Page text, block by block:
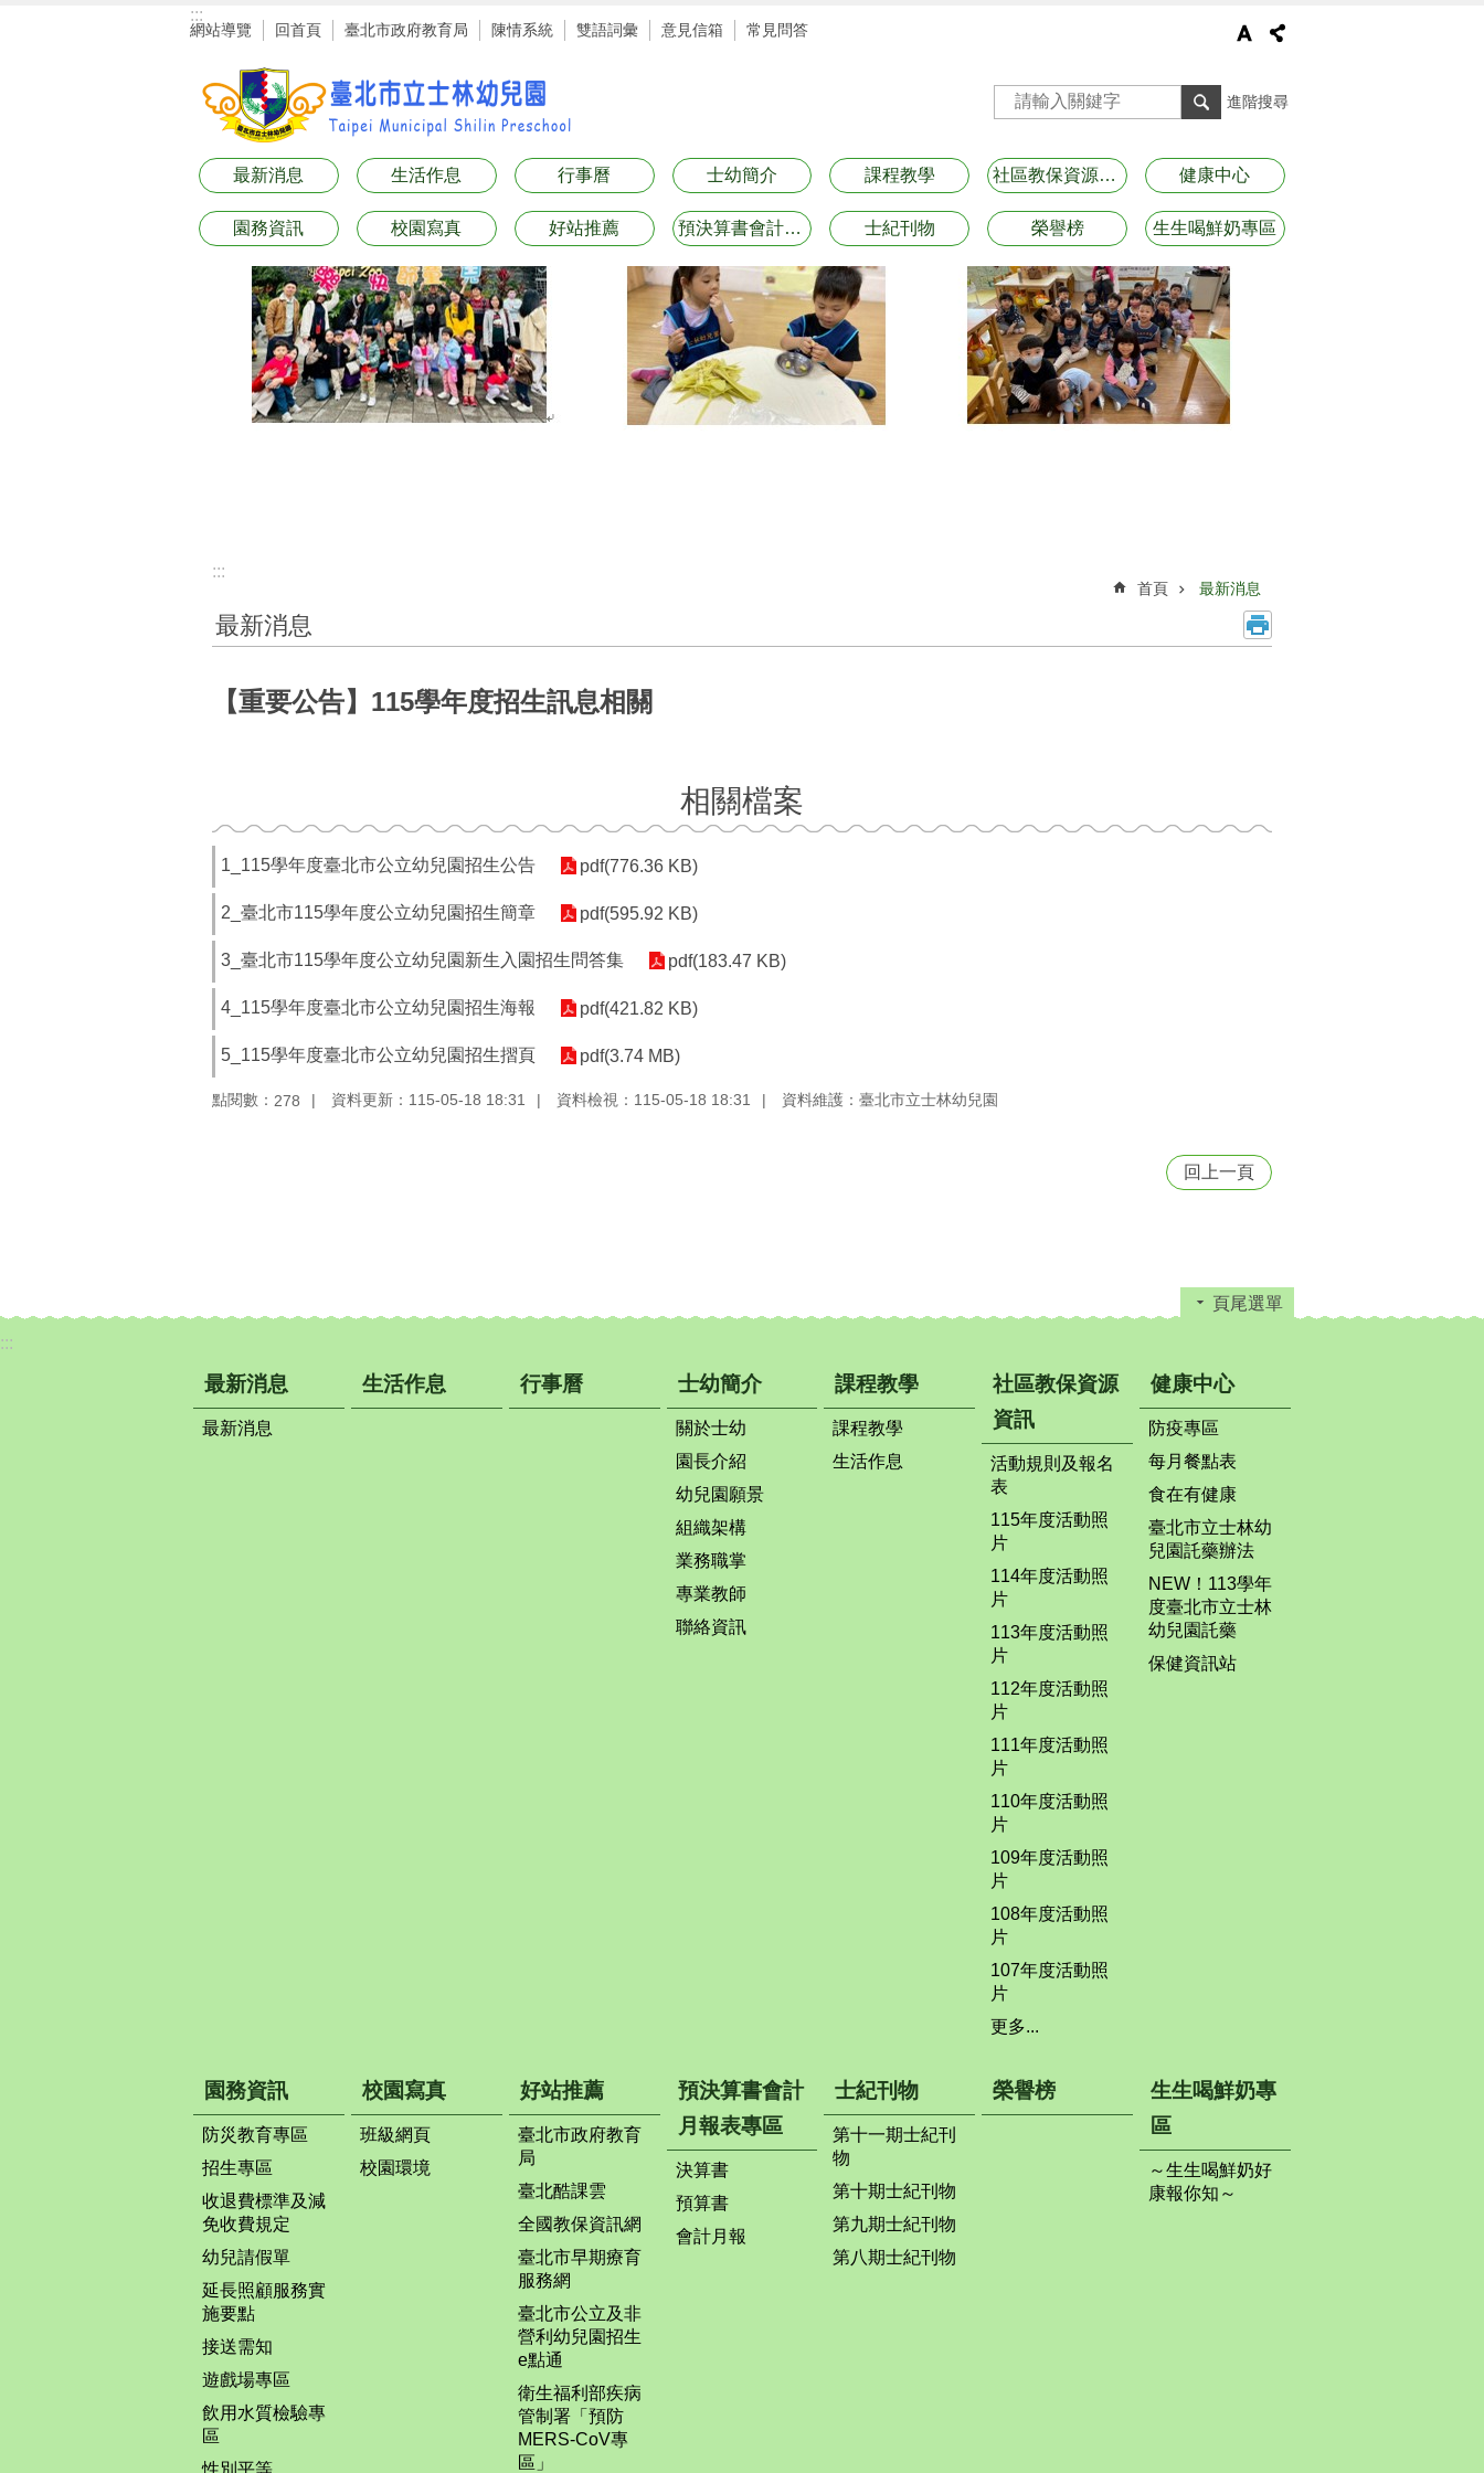
:::
網站導覽 回首頁 臺北市政府教育局 陳情系統 雙語詞彙 意見信箱 常見問答
進階搜尋
最新消息 生活作息 行事曆 士幼簡介 課程教學 社區教保資源資訊 健康中心
園務資訊 校園寫真 好站推薦 預決算書會計月報表專區 士紀刊物 榮譽榜 生生喝鮮奶專區
:::
首頁 最新消息
最新消息
【重要公告】115學年度招生訊息相關
相關檔案
1_115學年度臺北市公立幼兒園招生公告 pdf(776.36 KB)
2_臺北市115學年度公立幼兒園招生簡章 pdf(595.92 KB)
3_臺北市115學年度公立幼兒園新生入園招生問答集 pdf(183.47 KB)
4_115學年度臺北市公立幼兒園招生海報 pdf(421.82 KB)
5_115學年度臺北市公立幼兒園招生摺頁 pdf(3.74 MB)
點閱數： 278 資料更新：115-05-18 18:31 資料檢視：115-05-18 18:31 資料維護：臺北市立士林幼兒園
回上一頁
頁尾選單
:::
最新消息
最新消息
生活作息 行事曆 士幼簡介
關於士幼
園長介紹
幼兒園願景
組織架構
業務職掌
專業教師
聯絡資訊
課程教學
課程教學
生活作息
社區教保資源
資訊
活動規則及報名
表
115年度活動照
片
114年度活動照
片
113年度活動照
片
112年度活動照
片
111年度活動照
片
110年度活動照
片
109年度活動照
片
108年度活動照
片
107年度活動照
片
更多...
健康中心
防疫專區
每月餐點表
食在有健康
臺北市立士林幼
兒園託藥辦法
NEW！113學年
度臺北市立士林
幼兒園託藥
保健資訊站
園務資訊
防災教育專區
招生專區
收退費標準及減
免收費規定
幼兒請假單
延長照顧服務實
施要點
接送需知
遊戲場專區
飲用水質檢驗專
區
性別平等
校園寫真
班級網頁
校園環境
好站推薦
臺北市政府教育
局
臺北酷課雲
全國教保資訊網
臺北市早期療育
服務網
臺北市公立及非
營利幼兒園招生
e點通
衛生福利部疾病
管制署「預防
MERS-CoV專
區」
預決算書會計
月報表專區
決算書
預算書
會計月報
士紀刊物
第十一期士紀刊
物
第十期士紀刊物
第九期士紀刊物
第八期士紀刊物
榮譽榜
生生喝鮮奶專
區
～生生喝鮮奶好
康報你知～